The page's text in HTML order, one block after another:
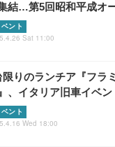
結…第5回昭和平成オ
ベント
Sat 11:00
限りのランチア『フラ
、イタリア旧車イベ
ベント
Wed 18:00